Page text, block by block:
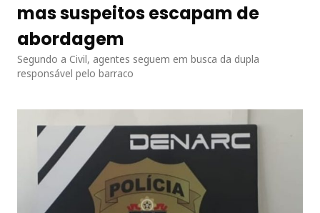
mas suspeitos escapam de
abordagem
Segundo a Civil, agentes seguem em busca da dupla
responsável pelo barraco